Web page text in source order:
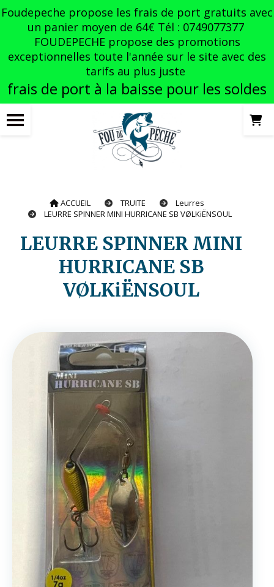
Foudepeche propose les frais de port gratuits avec
un panier moyen de 64€ Tél : 0749077377
FOUDEPECHE propose des promotions
exceptionnelles toute l'année sur le site avec des
tarifs au plus juste
frais de port à la baisse pour les soldes
ACCUEIL TRUITE
Leurres
LEURRE SPINNER MINI HURRICANE SB VØLKiËNSOUL
LEURRE SPINNER MINI
HURRICANE SB
VØLKiËNSOUL